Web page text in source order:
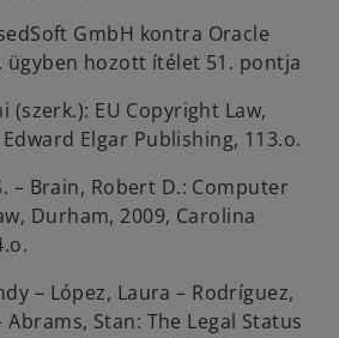
GmbH kontra Oracle
hozott ítélet 51. pontja
(szerk.): EU Copyright Law,
Elgar Publishing, 113.o.
– Brain, Robert D.: Computer
Durham, 2009, Carolina
– López, Laura – Rodríguez,
Abrams, Stan: The Legal Status